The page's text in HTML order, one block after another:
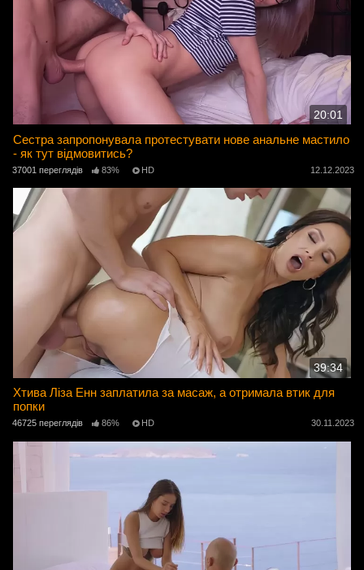
20:01
Сестра запропонувала протестувати нове анальне мастило
- як тут відмовитись?
37001 переглядів 83% HD 12.12.2023
39:34
Хтива Ліза Енн заплатила за масаж, а отримала втик для
попки
46725 переглядів 86% HD 30.11.2023